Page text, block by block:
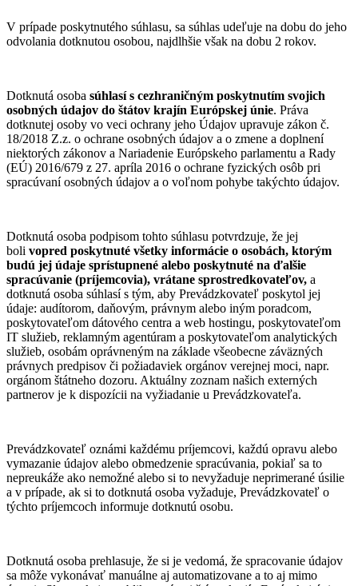
V prípade poskytnutého súhlasu, sa súhlas udeľuje na dobu do jeho
odvolania dotknutou osobou, najdlhšie však na dobu 2 rokov.
Dotknutá osoba súhlasí s cezhraničným poskytnutím svojich
osobných údajov do štátov krajín Európskej únie. Práva
dotknutej osoby vo veci ochrany jeho Údajov upravuje zákon č.
18/2018 Z.z. o ochrane osobných údajov a o zmene a doplnení
niektorých zákonov a Nariadenie Európskeho parlamentu a Rady
(EÚ) 2016/679 z 27. apríla 2016 o ochrane fyzických osôb pri
spracúvaní osobných údajov a o voľnom pohybe takýchto údajov.
Dotknutá osoba podpisom tohto súhlasu potvrdzuje, že jej
boli vopred poskytnuté všetky informácie o osobách, ktorým
budú jej údaje sprístupnené alebo poskytnuté na ďalšie
spracúvanie (príjemcovia), vrátane sprostredkovateľov, a
dotknutá osoba súhlasí s tým, aby Prevádzkovateľ poskytol jej
údaje: audítorom, daňovým, právnym alebo iným poradcom,
poskytovateľom dátového centra a web hostingu, poskytovateľom
IT služieb, reklamným agentúram a poskytovateľom analytických
služieb, osobám oprávneným na základe všeobecne záväzných
právnych predpisov či požiadaviek orgánov verejnej moci, napr.
orgánom štátneho dozoru. Aktuálny zoznam našich externých
partnerov je k dispozícii na vyžiadanie u Prevádzkovateľa.
Prevádzkovateľ oznámi každému príjemcovi, každú opravu alebo
vymazanie údajov alebo obmedzenie spracúvania, pokiaľ sa to
nepreukáže ako nemožné alebo si to nevyžaduje neprimerané úsilie
a v prípade, ak si to dotknutá osoba vyžaduje, Prevádzkovateľ o
týchto príjemcoch informuje dotknutú osobu.
Dotknutá osoba prehlasuje, že si je vedomá, že spracovanie údajov
sa môže vykonávať manuálne aj automatizovane a to aj mimo